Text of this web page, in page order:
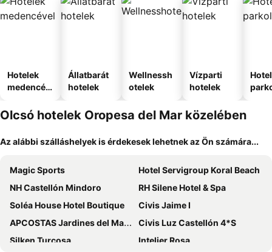
Hotelek
medencév
Állatbarát
hotelek
Wellnessh
otelek
Vízparti
hotelek
Olcsó hotelek Oropesa del Mar közelében
Az alábbi szálláshelyek is érdekesek lehetnek az Ön számára...
Magic Sports
Hotel Servigroup Koral Beach
NH Castellón Mindoro
RH Silene Hotel & Spa
Soléa House Hotel Boutique
Civis Jaime I
APCOSTAS Jardines del Mar - Oropesa
Civis Luz Castellón 4*S
Silken Turcosa
Intelier Rosa